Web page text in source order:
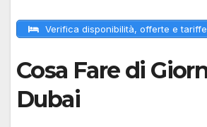
Verifica disponibilità, offerte e
Cosa Fare di
Dubai